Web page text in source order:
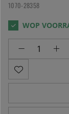
1070-28358